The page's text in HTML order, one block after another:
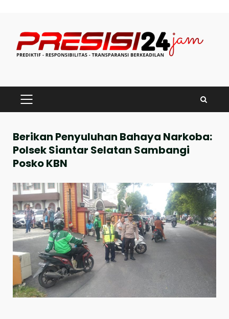
content
PRIMARY
MENU
Berikan Penyuluhan Bahaya Narkoba:
Polsek Siantar Selatan Sambangi
Posko KBN